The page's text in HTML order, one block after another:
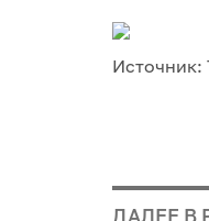
ДАЛЕЕ В